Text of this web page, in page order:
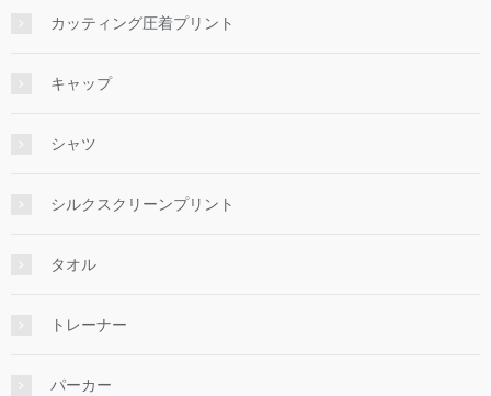
カッティング圧着プリント
キャップ
シャツ
シルクスクリーンプリント
タオル
トレーナー
パーカー